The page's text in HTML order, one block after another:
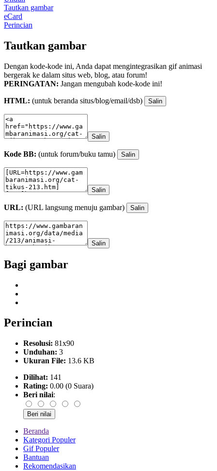
Tautkan gambar
eCard
Perincian
Tautkan gambar
Dengan kode-kode ini, Anda dapat mengintegrasikan gif animasi
bergerak ke dalam situs web, blog, atau forum!
PERINGATAN: Jangan mengubah kode-kode ini!
HTML: (untuk beranda situs/blog/email/dsb) Salin
Salin
Kode BB: (untuk forum/buku tamu) Salin
Salin
URL: (URL langsung menuju gambar) Salin
Salin
Bagi gambar
Perincian
Resolusi: 81x90
Unduhan: 3
Ukuran File: 13.6 KB
Dilihat: 141
Rating: 0.00 (0 Suara)
Beri nilai:
Beranda
Kategori Populer
Gif Populer
Bantuan
Rekomendasikan